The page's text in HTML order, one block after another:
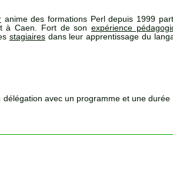
anime des formations Perl depuis 1999
à Caen. Fort de son expérience
stagiairesdans leur apprentissage du
avec un programme et une